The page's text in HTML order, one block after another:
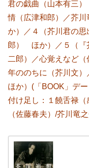
君の戯曲（山本有三
情（広津和郎）／芥
か）／４（芥川君の
郎） ほか）／５（『
二郎）／心覚えなど
年ののちに（芥川文
ほか）(「BOOK」デー
付け足し：１饒舌禄
（佐藤春夫）/芥川竜